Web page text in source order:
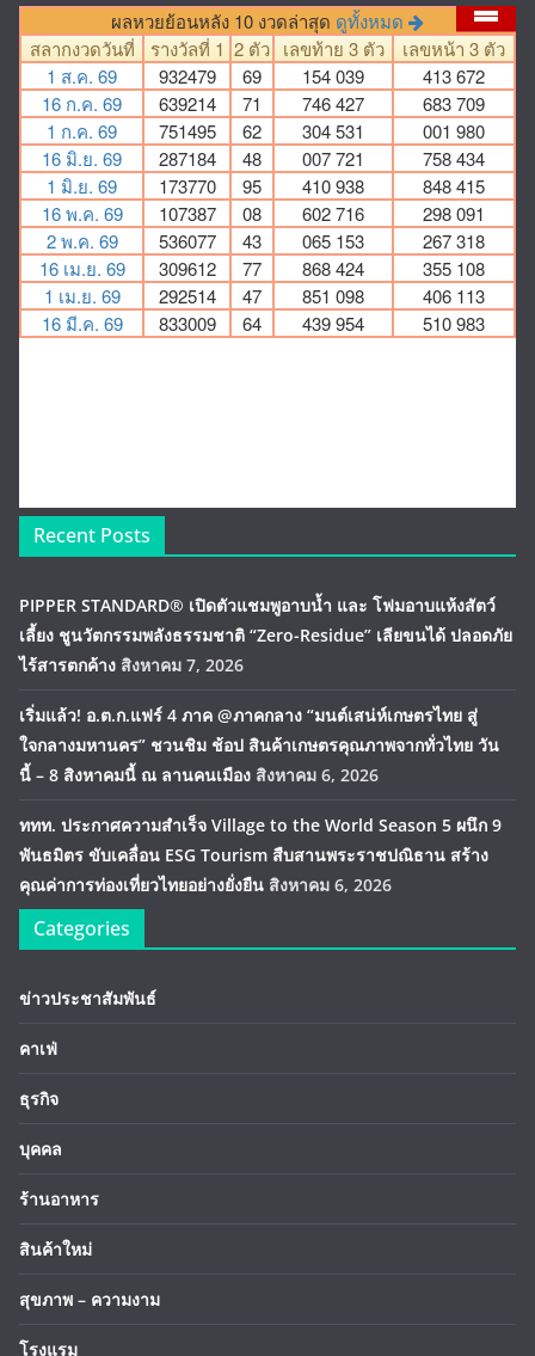
Recent Posts
PIPPER STANDARD® เปิดตัวแชมพูอาบน้ำ และ โฟมอาบแห้งสัตว์
เลี้ยง ชูนวัตกรรมพลังธรรมชาติ “Zero-Residue” เลียขนได้ ปลอดภัย
ไร้สารตกค้าง สิงหาคม 7, 2026
เริ่มแล้ว! อ.ต.ก.แฟร์ 4 ภาค @ภาคกลาง “มนต์เสน่ห์เกษตรไทย สู่
ใจกลางมหานคร” ชวนชิม ช้อป สินค้าเกษตรคุณภาพจากทั่วไทย วัน
นี้ – 8 สิงหาคมนี้ ณ ลานคนเมือง สิงหาคม 6, 2026
ททท. ประกาศความสำเร็จ Village to the World Season 5 ผนึก 9
พันธมิตร ขับเคลื่อน ESG Tourism สืบสานพระราชปณิธาน สร้าง
คุณค่าการท่องเที่ยวไทยอย่างยั่งยืน สิงหาคม 6, 2026
Categories
ข่าวประชาสัมพันธ์
คาเฟ่
ธุรกิจ
บุคคล
ร้านอาหาร
สินค้าใหม่
สุขภาพ – ความงาม
โรงแรม